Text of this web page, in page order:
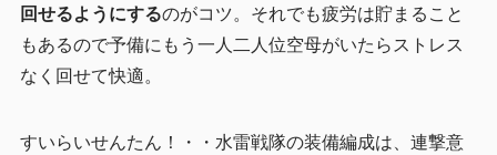
回せるようにするのがコツ。それでも疲労は貯まること
もあるので予備にもう一人二人位空母がいたらストレス
なく回せて快適。
すいらいせんたん！・・水雷戦隊の装備編成は、連撃意